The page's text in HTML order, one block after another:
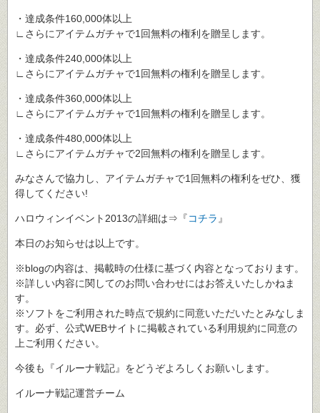
・達成条件160,000体以上
∟さらにアイテムガチャで1回無料の権利を贈呈します。
・達成条件240,000体以上
∟さらにアイテムガチャで1回無料の権利を贈呈します。
・達成条件360,000体以上
∟さらにアイテムガチャで1回無料の権利を贈呈します。
・達成条件480,000体以上
∟さらにアイテムガチャで2回無料の権利を贈呈します。
みなさんで協力し、アイテムガチャで1回無料の権利をぜひ、獲
得してください!
ハロウィンイベント2013の詳細は⇒『コチラ 』
本日のお知らせは以上です。
※blogの内容は、掲載時の仕様に基づく内容となっております。
※詳しい内容に関してのお問い合わせにはお答えいたしかねま
す。
※ソフトをご利用された時点で規約に同意いただいたとみなしま
す。必ず、公式WEBサイトに掲載されている利用規約に同意の
上ご利用ください。
今後も『イルーナ戦記』をどうぞよろしくお願いします。
イルーナ戦記運営チーム